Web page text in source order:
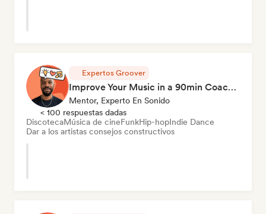
Expertos Groover
Improve Your Music in a 90min Coaching Session
Mentor, Experto En Sonido
< 100 respuestas dadas
DiscotecaMúsica de cineFunkHip-hopIndie Dance
Dar a los artistas consejos constructivos